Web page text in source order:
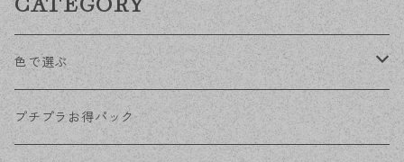
色で選ぶ
KCゴールド
プチプラお得パック